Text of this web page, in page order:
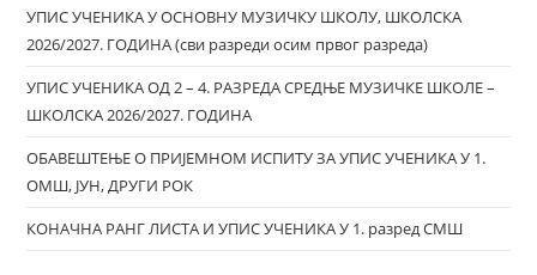
УПИС УЧЕНИКА У ОСНОВНУ МУЗИЧКУ ШКОЛУ, ШКОЛСКА
2026/2027. ГОДИНА (сви разреди осим првог разреда)
УПИС УЧЕНИКА ОД 2 – 4. РАЗРЕДА СРЕДЊЕ МУЗИЧКЕ ШКОЛЕ –
ШКОЛСКА 2026/2027. ГОДИНА
ОБАВЕШТЕЊЕ О ПРИЈЕМНОМ ИСПИТУ ЗА УПИС УЧЕНИКА У 1.
ОМШ, ЈУН, ДРУГИ РОК
КОНАЧНА РАНГ ЛИСТА И УПИС УЧЕНИКА У 1. разред СМШ